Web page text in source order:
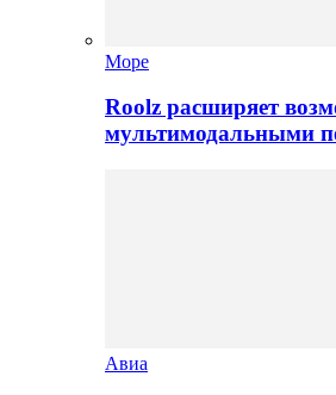
Море
Roolz расширяет
мультимодальными
Авиа